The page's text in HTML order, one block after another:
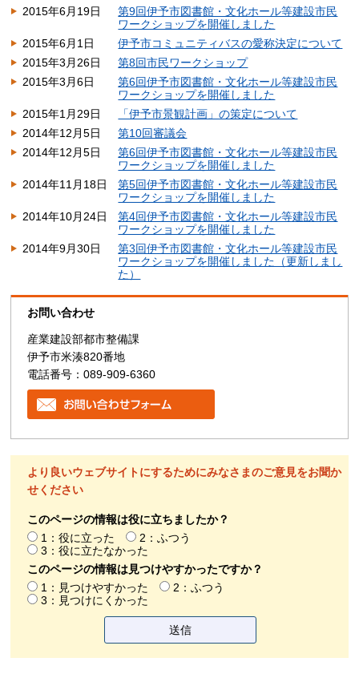
2015年6月19日
第9回伊予市図書館・文化ホール等建設市民
ワークショップを開催しました
2015年6月1日
伊予市コミュニティバスの愛称決定について
2015年3月26日
第8回市民ワークショップ
2015年3月6日
第6回伊予市図書館・文化ホール等建設市民
ワークショップを開催しました
2015年1月29日
「伊予市景観計画」の策定について
2014年12月5日
第10回審議会
2014年12月5日
第6回伊予市図書館・文化ホール等建設市民
ワークショップを開催しました
2014年11月18日
第5回伊予市図書館・文化ホール等建設市民
ワークショップを開催しました
2014年10月24日
第4回伊予市図書館・文化ホール等建設市民
ワークショップを開催しました
2014年9月30日
第3回伊予市図書館・文化ホール等建設市民
ワークショップを開催しました（更新しまし
た）
お問い合わせ
産業建設部都市整備課
伊予市米湊820番地
電話番号：089-909-6360
より良いウェブサイトにするためにみなさまのご意見をお聞か
せください
このページの情報は役に立ちましたか？
1：役に立った
2：ふつう
3：役に立たなかった
このページの情報は見つけやすかったですか？
1：見つけやすかった
2：ふつう
3：見つけにくかった